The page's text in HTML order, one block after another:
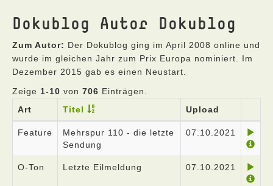
Dokublog Autor Dokublog
Zum Autor: Der Dokublog ging im April 2008 online und
wurde im gleichen Jahr zum Prix Europa nominiert. Im
Dezember 2015 gab es einen Neustart.
Zeige 1-10 von 706 Einträgen.
Art
Titel Upload
Feature
Mehrspur 110 - die letzte
Sendung
07.10.2021
O-Ton Letzte Eilmeldung 07.10.2021